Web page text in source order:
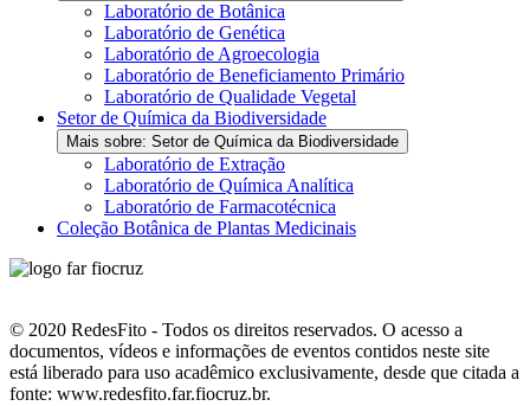
Laboratório de Botânica
Laboratório de Genética
Laboratório de Agroecologia
Laboratório de Beneficiamento Primário
Laboratório de Qualidade Vegetal
Setor de Química da Biodiversidade
Mais sobre: Setor de Química da Biodiversidade
Laboratório de Extração
Laboratório de Química Analítica
Laboratório de Farmacotécnica
Coleção Botânica de Plantas Medicinais
© 2020 RedesFito - Todos os direitos reservados. O acesso a
documentos, vídeos e informações de eventos contidos neste site
está liberado para uso acadêmico exclusivamente, desde que citada a
fonte: www.redesfito.far.fiocruz.br.